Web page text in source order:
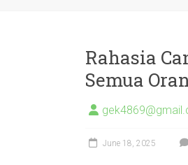
Rahasia
Semua
June 18, 2025